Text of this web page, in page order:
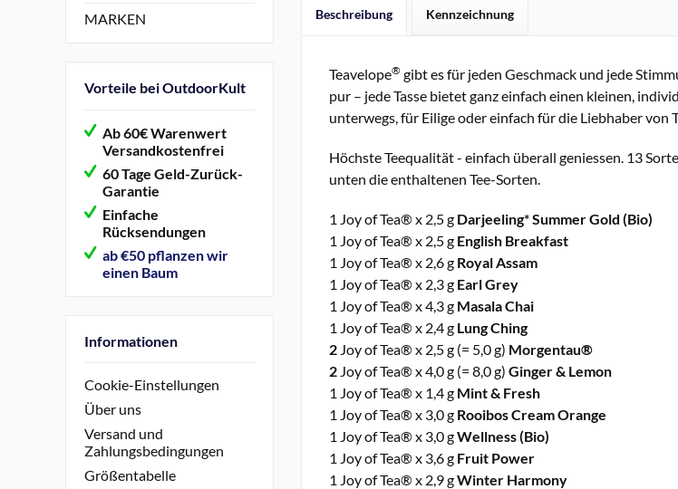
MARKEN
Vorteile bei OutdoorKult
Ab 60€ Warenwert
Versandkostenfrei
60 Tage Geld-Zurück-
Garantie
Einfache
Rücksendungen
ab €50 pflanzen wir
einen Baum
Informationen
Cookie-Einstellungen
Über uns
Versand und
Zahlungsbedingungen
Größentabelle
Beschreibung Kennzeichnung
Teavelope® gibt es für jeden Geschmack und jede
pur – jede Tasse bietet ganz einfach einen kleinen,
unterwegs, für Eilige oder einfach für die Liebhaber von
Höchste Teequalität - einfach überall geniessen. 13
unten die enthaltenen Tee-Sorten.
1 Joy of Tea® x 2,5 g Darjeeling* Summer Gold (Bio)
1 Joy of Tea® x 2,5 g English Breakfast
1 Joy of Tea® x 2,6 g Royal Assam
1 Joy of Tea® x 2,3 g Earl Grey
1 Joy of Tea® x 4,3 g Masala Chai
1 Joy of Tea® x 2,4 g Lung Ching
2 Joy of Tea® x 2,5 g (= 5,0 g) Morgentau®
2 Joy of Tea® x 4,0 g (= 8,0 g) Ginger & Lemon
1 Joy of Tea® x 1,4 g Mint & Fresh
1 Joy of Tea® x 3,0 g Rooibos Cream Orange
1 Joy of Tea® x 3,0 gWellness (Bio)
1 Joy of Tea® x 3,6 g Fruit Power
1 Joy of Tea® x 2,9 gWinter Harmony